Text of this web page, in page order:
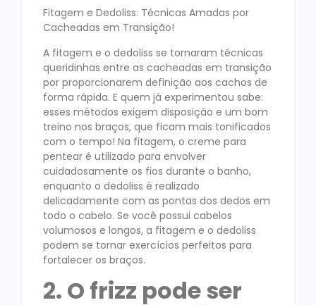
Fitagem e Dedoliss: Técnicas Amadas por
Cacheadas em Transição!
A fitagem e o dedoliss se tornaram técnicas
queridinhas entre as cacheadas em transição
por proporcionarem definição aos cachos de
forma rápida. E quem já experimentou sabe:
esses métodos exigem disposição e um bom
treino nos braços, que ficam mais tonificados
com o tempo! Na fitagem, o creme para
pentear é utilizado para envolver
cuidadosamente os fios durante o banho,
enquanto o dedoliss é realizado
delicadamente com as pontas dos dedos em
todo o cabelo. Se você possui cabelos
volumosos e longos, a fitagem e o dedoliss
podem se tornar exercícios perfeitos para
fortalecer os braços.
2. O frizz pode ser